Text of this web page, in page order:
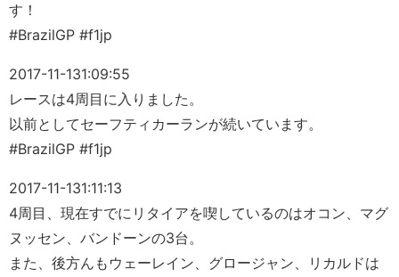
す！
#BrazilGP #f1jp
2017-11-131:09:55
レースは4周目に入りました。
以前としてセーフティカーランが続いています。
#BrazilGP #f1jp
2017-11-131:11:13
4周目、現在すでにリタイアを喫しているのはオコン、マグ
ヌッセン、バンドーンの3台。
また、後方んもウェーレイン、グロージャン、リカルドは